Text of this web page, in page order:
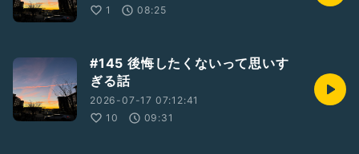
1
08:25
#145 後悔したくないって思いす
ぎる話
2026-07-17 07:12:41
10
09:31